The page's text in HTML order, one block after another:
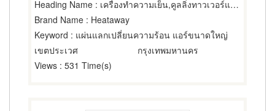
Heading Name : เครื่องทำความเย็น,คูลลิ่งทาวเวอร์แอร์ขนาดใหญ่,เครื่องถ่ายเทความร้อน
Brand Name : Heataway
Keyword : แผ่นแลกเปลี่ยนความร้อน แอร์ขนาดใหญ่
เขตประเวศ
กรุงเทพมหานคร
Views : 531 Time(s)